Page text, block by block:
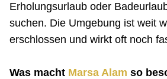
Erholungsurlaub oder
suchen. Die Umgebung ist weit
erschlossen und wirkt oft noch
Was macht Marsa Alam so